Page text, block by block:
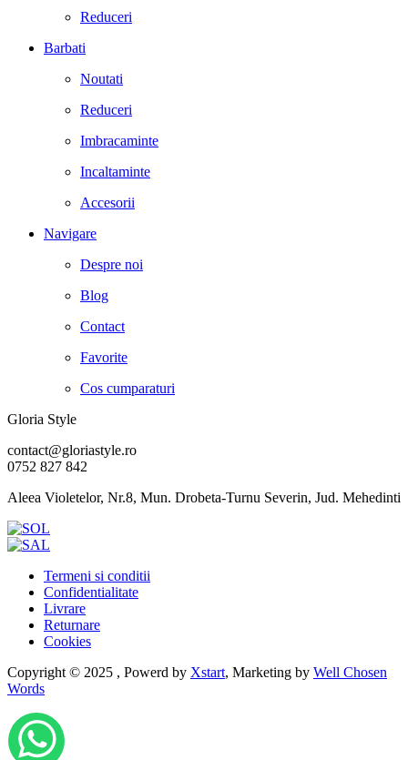
Reduceri
Barbati
Noutati
Reduceri
Imbracaminte
Incaltaminte
Accesorii
Navigare
Despre noi
Blog
Contact
Favorite
Cos cumparaturi
Gloria Style
contact@gloriastyle.ro
0752 827 842
Aleea Violetelor, Nr.8, Mun. Drobeta-Turnu Severin, Jud. Mehedinti
Termeni si conditii
Confidentialitate
Livrare
Returnare
Cookies
Copyright © 2025 , Powerd by Xstart, Marketing by Well Chosen
Words